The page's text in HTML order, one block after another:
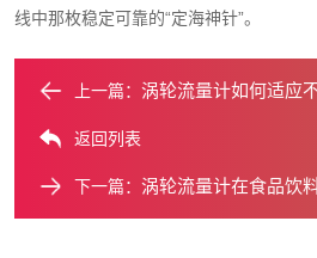
线中那枚稳定可靠的“定海神针”。
上一篇： 涡轮流量计如何适应
返回列表
下一篇： 涡轮流量计在食品饮